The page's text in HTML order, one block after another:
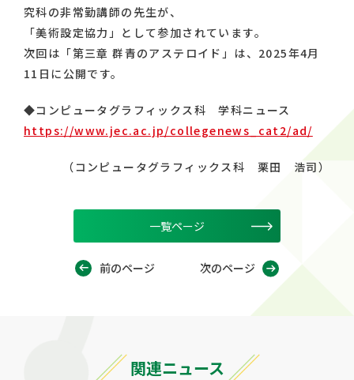
究科の非常勤講師の先生が、
「美術設定協力」として参加されています。
次回は「第三章 群青のアステロイド」は、2025年4月
11日に公開です。
◆コンピュータグラフィックス科 学科ニュース
https://www.jec.ac.jp/collegenews_cat2/ad/
（コンピュータグラフィックス科 栗田 浩司）
前のページ
一覧ページ
次のページ
関連ニュース